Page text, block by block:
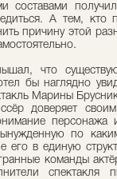
составами
А тем, кто
причину этой
что
бы наглядно
Марины
доверяет
по
его в единую
команды
спектакля